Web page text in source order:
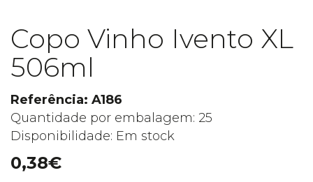
Copo Vinho Ivento XL
506ml
Referência: A186
Quantidade por embalagem: 25
Disponibilidade: Em stock
0,38€